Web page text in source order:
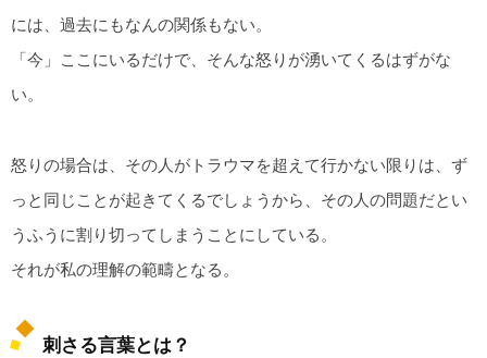
には、過去にもなんの関係もない。
「今」ここにいるだけで、そんな怒りが湧いてくるはずがな
い。
怒りの場合は、その人がトラウマを超えて行かない限りは、ず
っと同じことが起きてくるでしょうから、その人の問題だとい
うふうに割り切ってしまうことにしている。
それが私の理解の範疇となる。
刺さる言葉とは？